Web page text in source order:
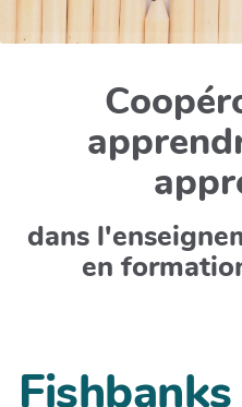
dans
en
Fishbanks